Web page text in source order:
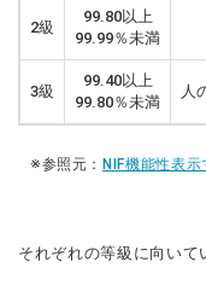
2級
99.80以上
99.99％未満
3級
99.40以上
99.80％未満
人
※参照元：NIF機能性表示
それぞれの等級に向いて